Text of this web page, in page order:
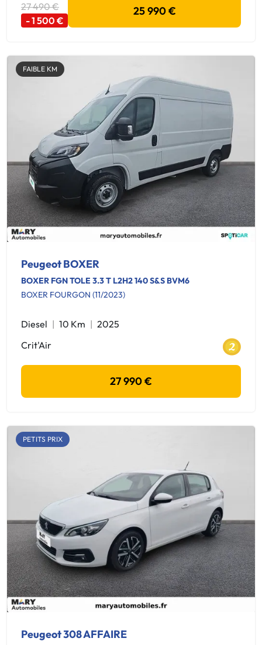
27 490 €
- 1 500 €
25 990 €
FAIBLE KM
Peugeot BOXER
BOXER FGN TOLE 3.3 T L2H2 140 S&S BVM6
BOXER FOURGON (11/2023)
Diesel 10 Km
2025
Crit'Air
27 990 €
PETITS PRIX
Peugeot 308 AFFAIRE